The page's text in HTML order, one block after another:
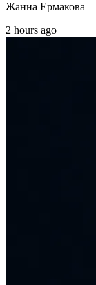
Жанна Ермакова
2 hours ago